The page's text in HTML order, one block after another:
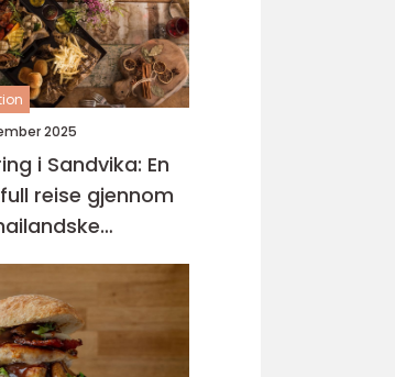
2025
i Sandvika: En
reise gjennom